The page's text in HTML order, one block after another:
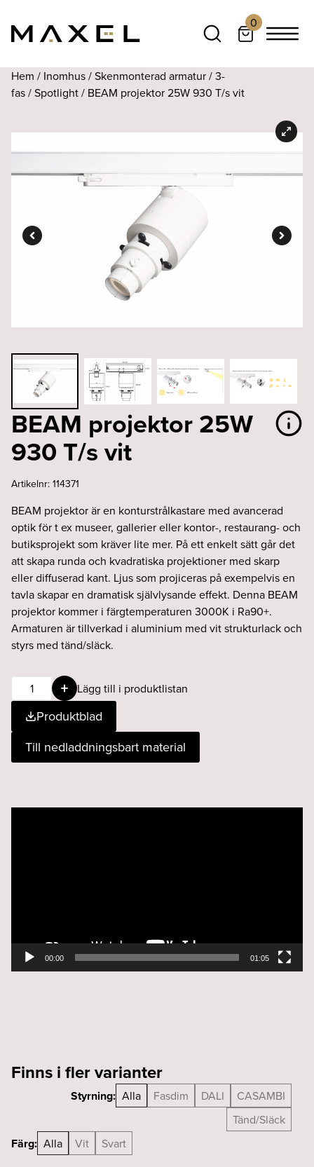
0
Hem / Inomhus/Skenmonterad armatur/3-
fas/Spotlight/ BEAM projektor 25W 930 T/s vit
BEAM projektor 25W
930 T/s vit
Artikelnr: 114371
BEAM projektor är en konturstrålkastare med avancerad
optik för t ex museer, gallerier eller kontor-, restaurang- och
butiksprojekt som kräver lite mer. På ett enkelt sätt går det
att skapa runda och kvadratiska projektioner med skarp
eller diffuserad kant. Ljus som projiceras på exempelvis en
tavla skapar en dramatisk självlysande effekt. Denna BEAM
projektor kommer i färgtemperaturen 3000K i Ra90+.
Armaturen är tillverkad i aluminium med vit strukturlack och
styrs med tänd/släck.
BEAM
projektor
25W
930
Lägg till i produktlistan
Produktblad
Till nedladdningsbart material
00:00 01:05
Finns i fler varianter
Styrning: Alla Fasdim DALI
CASAMBI
Tänd/Släck
Färg: Alla Vit Svart